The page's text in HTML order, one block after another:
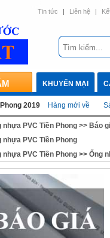
Tin tức | Liên hệ |
KHUYẾN MẠI
2019 Hàng mới về
nhựa PVC Tiền Phong >> Báo
nhựa PVC Tiền Phong
nhựa PVC Tiền Phong >> Ống